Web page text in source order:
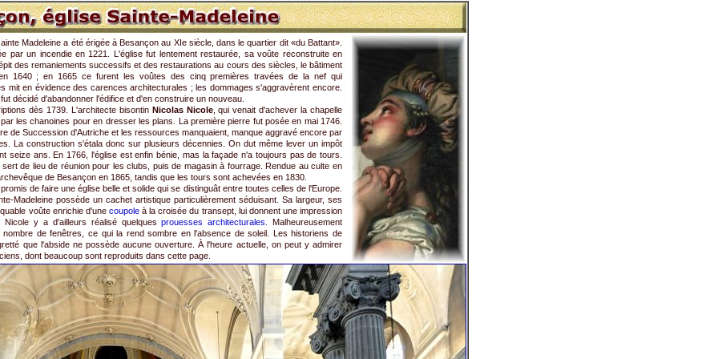
Madeleine a été érigée à Besançon au XIe siècle, dans le quartier dit «du Battant».
par un incendie en 1221. L'église fut lentement restaurée, sa voûte reconstruite en
des remaniements successifs et des restaurations au cours des siècles, le bâtiment
1640 ; en 1665 ce furent les voûtes des cinq premières travées de la nef qui
mit en évidence des carences architecturales ; les dommages s'aggravèrent encore.
décidé d'abandonner l'édifice et d'en construire un nouveau.
dès 1739. L'architecte bisontin Nicolas Nicole, qui venait d'achever la chapelle
les chanoines pour en dresser les plans. La première pierre fut posée en mai 1746.
de Succession d'Autriche et les ressources manquaient, manque aggravé encore par
La construction s'étala donc sur plusieurs décennies. On dut même lever un impôt
seize ans. En 1766, l'église est enfin bénie, mas la façade n'a toujours pas de tours.
de lieu de réunion pour les clubs, puis de magasin à fourrage. Rendue au culte en
de Besançon en 1865, tandis que les tours sont achevées en 1830.
de faire une église belle et solide qui se distinguât entre toutes celles de l'Europe.
Madeleine possède un cachet artistique particulièrement séduisant. Sa largeur, ses
voûte enrichie d'une coupoleà la croisée du transept, lui donnent une impression
Nicole y a d'ailleurs réalisé quelquesprouesses architecturales . Malheureusement
de fenêtres, ce qui la rend sombre en l'absence de soleil. Les historiens de
que l'abside ne possède aucune ouverture. À l'heure actuelle, on peut y admirer
dont beaucoup sont reproduits dans cette page.